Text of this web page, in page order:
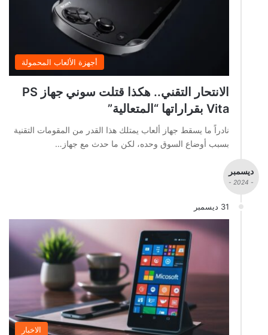
أجهزة الألعاب المحمولة
الانتحار التقني.. هكذا قتلت سوني جهاز PS
Vita بقراراتها “المتعالية”
نادراً ما يسقط جهاز ألعاب يمتلك هذا القدر من المقومات التقنية
بسبب أوضاع السوق وحده، لكن ما حدث مع جهاز…
ديسمبر
- 2024 -
31 ديسمبر
الاخبار